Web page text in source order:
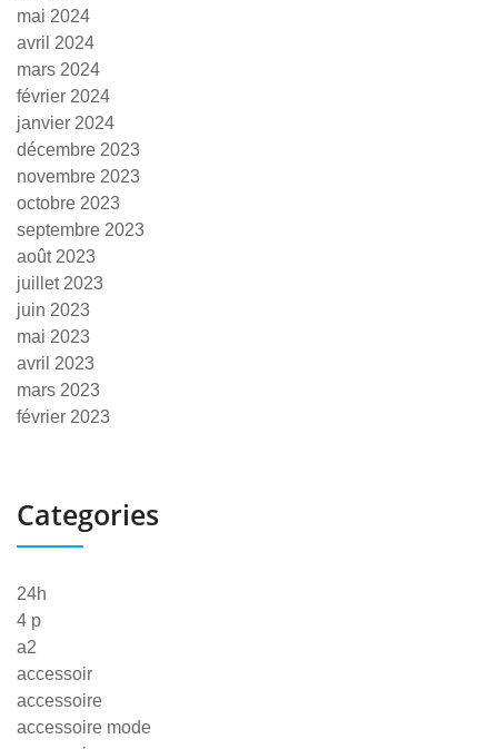
mai 2024
avril 2024
mars 2024
février 2024
janvier 2024
décembre 2023
novembre 2023
octobre 2023
septembre 2023
août 2023
juillet 2023
juin 2023
mai 2023
avril 2023
mars 2023
février 2023
Categories
24h
4 p
a2
accessoir
accessoire
accessoire mode